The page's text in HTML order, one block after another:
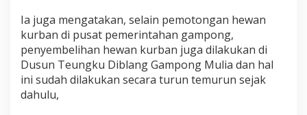
Ia juga mengatakan, selain pemotongan hewan
kurban di pusat pemerintahan gampong,
penyembelihan hewan kurban juga dilakukan di
Dusun Teungku Diblang Gampong Mulia dan hal
ini sudah dilakukan secara turun temurun sejak
dahulu,